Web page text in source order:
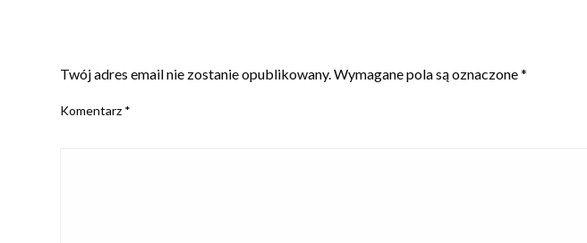
Twój adres email nie zostanie opublikowany.Wymagane pola są oznaczone*
Komentarz *